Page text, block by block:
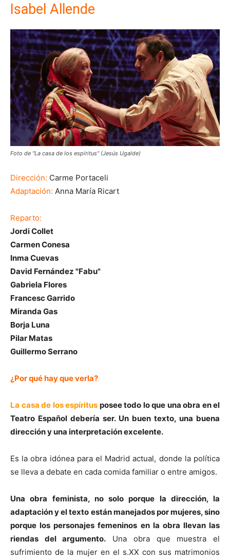
Isabel Allende
Foto de "La casa de los espíritus" (Jesús Ugalde)
Dirección: Carme Portaceli
Adaptación: Anna María Ricart
Reparto:
Jordi Collet
Carmen Conesa
Inma Cuevas
David Fernández "Fabu"
Gabriela Flores
Francesc Garrido
Miranda Gas
Borja Luna
Pilar Matas
Guillermo Serrano
¿Por qué hay que verla?
La casa de los espíritus posee todo lo que una obra en el
Teatro Español debería ser. Un buen texto, una buena
dirección y una interpretación excelente.
Es la obra idónea para el Madrid actual, donde la política
se lleva a debate en cada comida familiar o entre amigos.
Una obra feminista, no solo porque la dirección, la
adaptación y el texto están manejados por mujeres, sino
porque los personajes femeninos en la obra llevan las
riendas del argumento. Una obra que muestra el
sufrimiento de la mujer en el s.XX con sus matrimonios